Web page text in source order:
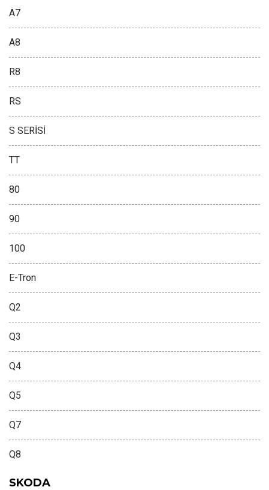
A7
A8
R8
RS
S SERİSİ
TT
80
90
100
E-Tron
Q2
Q3
Q4
Q5
Q7
Q8
SKODA